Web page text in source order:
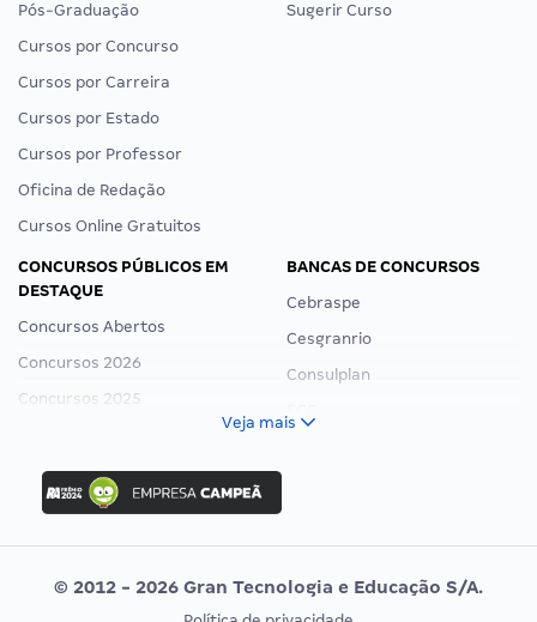
Pós-Graduação
Cursos por Concurso
Cursos por Carreira
Cursos por Estado
Cursos por Professor
Oficina de Redação
Cursos Online Gratuitos
Sugerir Curso
CONCURSOS PÚBLICOS EM
DESTAQUE
Concursos Abertos
Concursos 2026
Concursos 2025
Concurso Ibama
Concurso MPU
Editais publicados
BANCAS DE CONCURSOS
Cebraspe
Cesgranrio
Consulplan
Vunesp
Veja mais
© 2012 - 2026 Gran Tecnologia e Educação S/A.